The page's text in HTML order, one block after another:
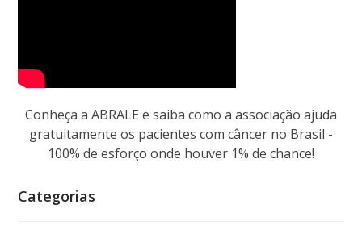
Conheça a ABRALE e saiba como a associação ajuda
gratuitamente os pacientes com câncer no Brasil -
100% de esforço onde houver 1% de chance!
Categorias